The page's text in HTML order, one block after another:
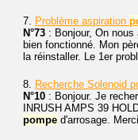
7. Problème aspiration
N°73 : Bonjour, On
bien fonctionné. Mon
la réinstaller. Le 1er
8. Recherche Solenoid
N°10 : Bonjour. Je
INRUSH AMPS 39
pompe d'arrosage.